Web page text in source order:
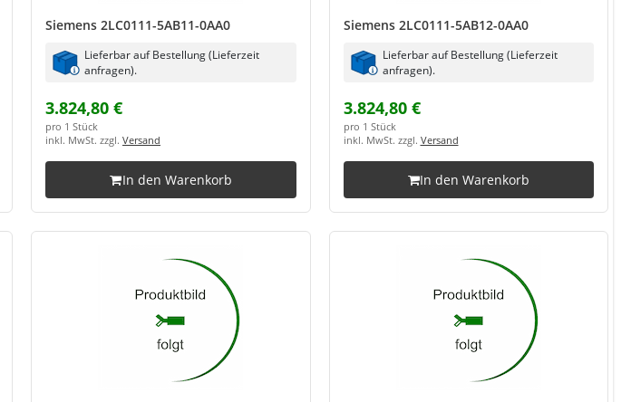
Siemens 2LC0111-5AB11-0AA0
Lieferbar auf Bestellung (Lieferzeit
anfragen).
3.824,80 €
pro 1 Stück
inkl. MwSt. zzgl. Versand
In den Warenkorb
Siemens 2LC0111-5AB12-0AA0
Lieferbar auf Bestellung (Lieferzeit
anfragen).
3.824,80 €
pro 1 Stück
inkl. MwSt. zzgl. Versand
In den Warenkorb